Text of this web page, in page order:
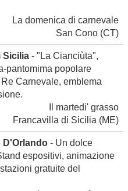
La domenica di carnevale
San Cono (CT)
Sicilia - "La Cianciùta",
pantomima popolare
Carnevale, emblema
Il martedi' grasso
Francavilla di Sicilia (ME)
D'Orlando - Un dolce
espositivi, animazione
gratuite del